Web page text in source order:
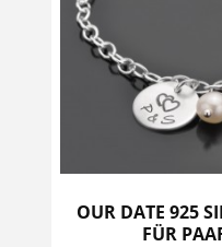
OUR DATE 925
FÜR